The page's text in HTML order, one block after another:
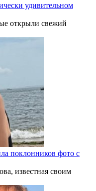
удивительном
открыли свежий
поклонников фото с
известная своим